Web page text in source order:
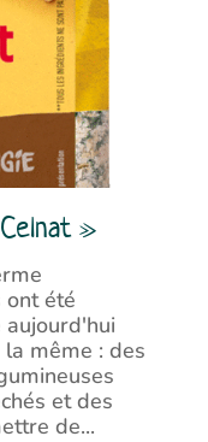
»
ont été
même : des
et des
de...